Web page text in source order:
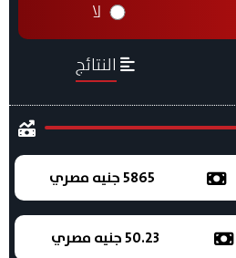
لا
النتائج
5865 جنيه مصري
50.23 جنيه مصري